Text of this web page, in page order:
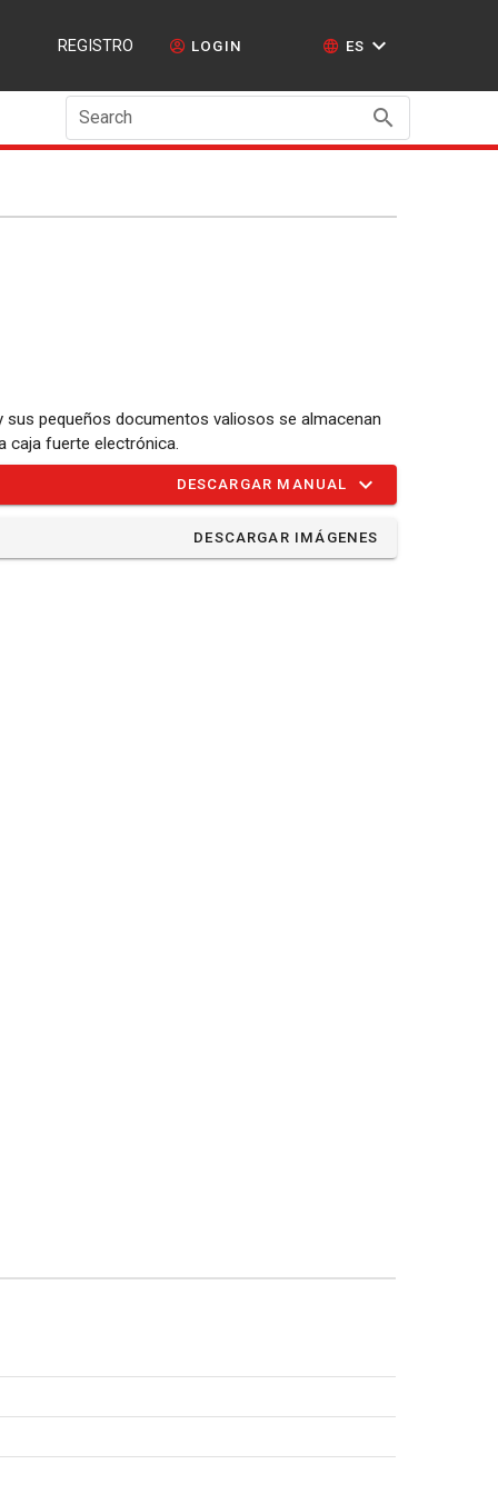
REGISTRO LOGIN ES
Search
sus pequeños documentos valiosos se almacenan
caja fuerte electrónica.
DESCARGAR MANUAL
DESCARGAR IMÁGENES